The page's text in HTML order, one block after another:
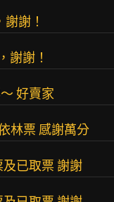
謝！
謝謝！
好賣家
林票 感謝萬分
已取票 謝謝